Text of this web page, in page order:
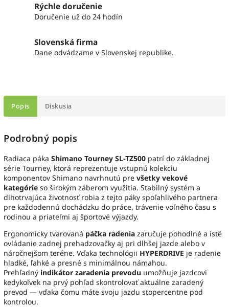
Rýchle doručenie
Doručenie už do 24 hodín
Slovenská firma
Dane odvádzame v Slovenskej republike.
Popis Diskusia
Podrobný popis
Radiaca páka Shimano Tourney SL-TZ500 patrí do základnej
série Tourney, ktorá reprezentuje vstupnú kolekciu
komponentov Shimano navrhnutú pre všetky vekové
kategórie so širokým záberom využitia. Stabilný systém a
dlhotrvajúca životnosť robia z tejto páky spoľahlivého partnera
pre každodennú dochádzku do práce, trávenie voľného času s
rodinou a priateľmi aj športové výjazdy.
Ergonomicky tvarovaná páčka radenia zaručuje pohodlné a isté
ovládanie zadnej prehadzovačky aj pri dlhšej jazde alebo v
náročnejšom teréne. Vďaka technológii HYPERDRIVE je radenie
hladké, ľahké a presné s minimálnou námahou.
Prehľadný indikátor zaradenia prevodu umožňuje jazdcovi
kedykoľvek na prvý pohľad skontrolovať aktuálne zaradený
prevod — vďaka čomu máte svoju jazdu stopercentne pod
kontrolou.